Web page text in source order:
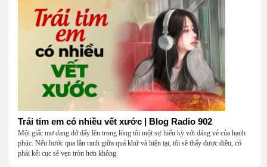
Trái tim em có nhiều vết xước | Blog Radio 902
Một giấc mơ dang dở dấy lên trong lòng tôi một sự hiếu kỳ với dáng vẻ của hạnh
phúc. Nếu bước qua lằn ranh giữa quá khứ và hiện tại, tôi sẽ thấy được điều, có
phải kết cục sẽ vẹn tròn hơn không.